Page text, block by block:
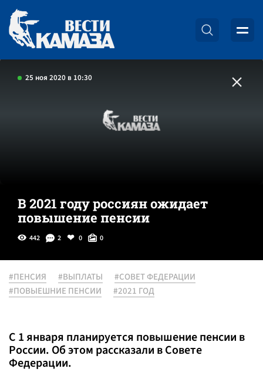
25 ноя 2020 в 10:30
В 2021 году россиян ожидает
повышение пенсии
442 2 0 0
#ПЕНСИЯ #ВЫПЛАТЫ
#СОВЕТ ФЕДЕРАЦИИ
#ПОВЫЕШНИЕ ПЕНСИИ
#2021 ГОД
С 1 января планируется повышение пенсии в
России. Об этом рассказали в Совете
Федерации.